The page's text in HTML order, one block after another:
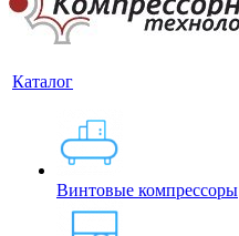
Каталог
Винтовые компрессоры